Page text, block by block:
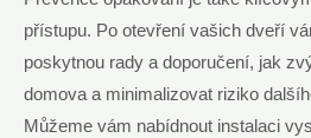
přístupu. Po otevření vašich dveří
poskytnou rady a doporučení, jak
domova a minimalizovat riziko
Můžeme vám nabídnout instalaci